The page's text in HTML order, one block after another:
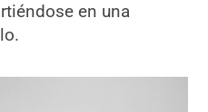
en una